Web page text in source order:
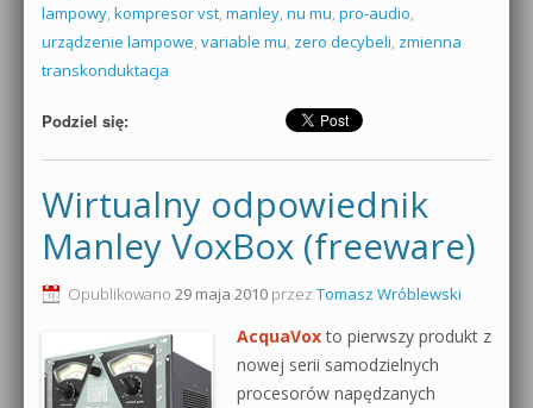
lampowy, kompresor vst, manley, nu mu, pro-audio,
urządzenie lampowe, variable mu, zero decybeli, zmienna
transkonduktacja
Podziel się:
Wirtualny odpowiednik
Manley VoxBox (freeware)
Opublikowano 29 maja 2010 przez Tomasz Wróblewski
AcquaVoxto pierwszy produkt z
nowej serii samodzielnych
procesorów napędzanych